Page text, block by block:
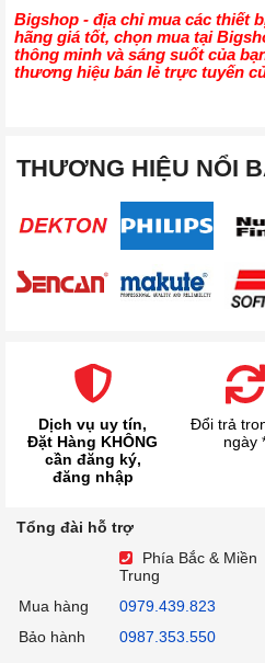
Bigshop - địa chỉ mua các thiết
hãng giá tốt, chọn mua tại
thông minh và sáng suốt của
thương hiệu bán lẻ trực tuyến
THƯƠNG HIỆU NỔI
Dịch vụ uy tín,
Đặt Hàng KHÔNG
cần đăng ký,
đăng nhập
Đổi trả
ngày
Tổng đài hỗ trợ
Phía Bắc & Miền
Trung
Mua hàng
0979.439.823
Bảo hành
0987.353.550